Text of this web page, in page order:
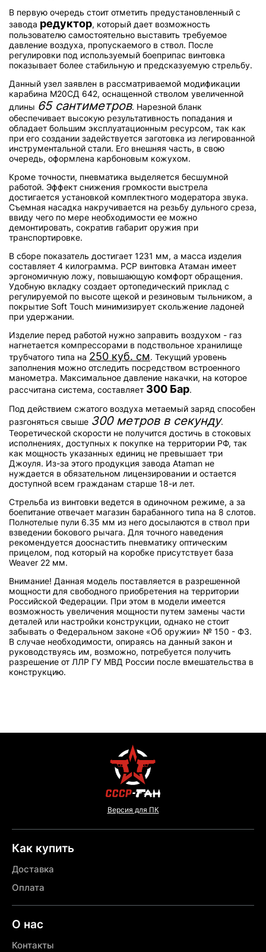
В первую очередь стоит отметить предустановленный с
завода редуктор, который дает возможность
пользователю самостоятельно выставить требуемое
давление воздуха, пропускаемого в ствол. После
регулировки под используемый боеприпас винтовка
показывает более стабильную и предсказуемую стрельбу.
Данный узел заявлен в рассматриваемой модификации
карабина М20СД 642, оснащенной стволом увеличенной
длины 65 сантиметров. Нарезной бланк
обеспечивает высокую результативность попадания и
обладает большим эксплуатационным ресурсом, так как
при его создании задействуется заготовка из легированной
инструментальной стали. Его внешняя часть, в свою
очередь, оформлена карбоновым кожухом.
Кроме точности, пневматика выделяется бесшумной
работой. Эффект снижения громкости выстрела
достигается установкой комплектного модератора звука.
Съемная насадка накручивается на резьбу дульного среза,
ввиду чего по мере необходимости ее можно
демонтировать, сократив габарит оружия при
транспортировке.
В сборе показатель достигает 1231 мм, а масса изделия
составляет 4 килограмма. PCP винтовка Атаман имеет
эргономичную ложу, повышающую комфорт обращения.
Удобную вкладку создает ортопедический приклад с
регулируемой по высоте щекой и резиновым тыльником, а
покрытие Soft Touch минимизирует скольжение ладоней
при удержании.
Изделие перед работой нужно заправить воздухом - газ
нагнетается компрессорами в подствольное хранилище
трубчатого типа на 250 куб. см. Текущий уровень
заполнения можно отследить посредством встроенного
манометра. Максимальное давление накачки, на которое
рассчитана система, составляет 300 Бар.
Под действием сжатого воздуха метаемый заряд способен
разгоняться свыше 300 метров в секунду.
Теоретической скорости не получится достичь в стоковых
исполнениях, доступных к покупке на территории РФ, так
как мощность указанных единиц не превышает три
Джоуля. Из-за этого продукция завода Ataman не
нуждается в обязательном лицензировании и остается
доступной всем гражданам старше 18-и лет.
Стрельба из винтовки ведется в одиночном режиме, а за
боепитание отвечает магазин барабанного типа на 8 слотов.
Полнотелые пули 6.35 мм из него досылаются в ствол при
взведении бокового рычага. Для точного наведения
рекомендуется дооснастить пневматику оптическим
прицелом, под который на коробке присутствует база
Weaver 22 мм.
Внимание! Данная модель поставляется в разрешенной
мощности для свободного приобретения на территории
Российской Федерации. При этом в модели имеется
возможность увеличения мощности путем замены части
деталей или настройки конструкции, однако не стоит
забывать о Федеральном законе «Об оружии» № 150 - ФЗ.
В случае необходимости, опираясь на данный закон и
руководствуясь им, возможно, потребуется получить
разрешение от ЛЛР ГУ МВД России после вмешательства в
конструкцию.
Версия для ПК
Как купить
Доставка
Оплата
О нас
Контакты